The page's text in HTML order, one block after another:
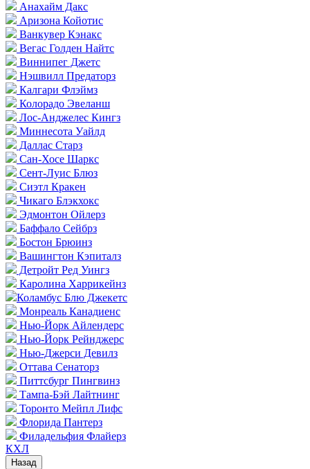
Анахайм Дакс
Аризона Койотис
Ванкувер Кэнакс
Вегас Голден Найтс
Виннипег Джетс
Нэшвилл Предаторз
Калгари Флэймз
Колорадо Эвеланш
Лос-Анджелес Кингз
Миннесота Уайлд
Даллас Старз
Сан-Хосе Шаркс
Сент-Луис Блюз
Сиэтл Кракен
Чикаго Блэкхокс
Эдмонтон Ойлерз
Баффало Сейбрз
Бостон Брюинз
Вашингтон Кэпиталз
Детройт Ред Уингз
Каролина Харрикейнз
Коламбус Блю Джекетс
Монреаль Канадиенс
Нью-Йорк Айлендерс
Нью-Йорк Рейнджерс
Нью-Джерси Девилз
Оттава Сенаторз
Питтсбург Пингвинз
Тампа-Бэй Лайтнинг
Торонто Мейпл Лифс
Флорида Пантерз
Филадельфия Флайерз
КХЛ
Назад